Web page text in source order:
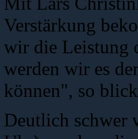
Verstärkung
wir die Leistung
werden wir es
können", so
Deutlich schwer